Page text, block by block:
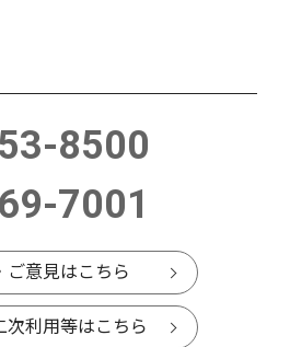
8500
7001
ご意見はこちら
次利用等はこちら